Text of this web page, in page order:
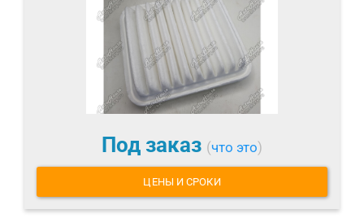
Под заказ (что это)
ЦЕНЫ И СРОКИ